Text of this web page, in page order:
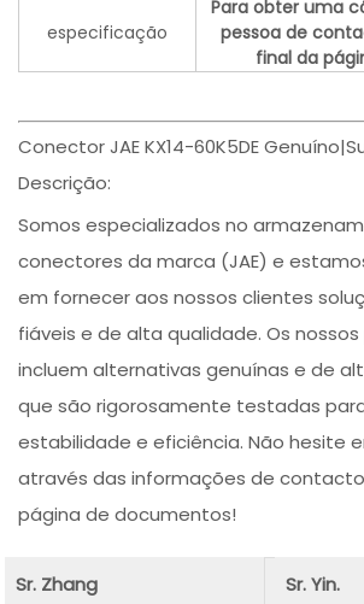
especificação
Para obter uma
pessoa de
final da
Conector JAE KX14-60K5DE
Descrição:
Somos especializados no
conectores da marca (JAE) e
em fornecer aos nossos clientes
fiáveis e de alta qualidade. Os
incluem alternativas genuínas e de
que são rigorosamente testadas
estabilidade e eficiência. Não hesite
através das informações de
página de documentos!
Sr. Zhang
Sr. Yin.